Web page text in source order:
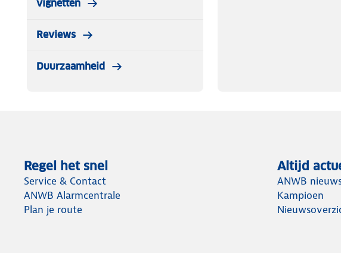
vignetten
Reviews
Duurzaamheid
Regel het snel
Service & Contact
ANWB Alarmcentrale
Plan je route
Altijd
ANWB
Kampioen